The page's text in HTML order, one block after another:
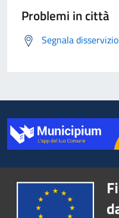
Problemi in città
Segnala disservizio